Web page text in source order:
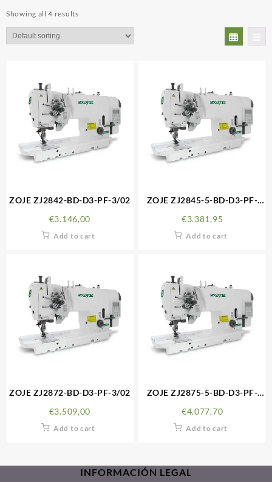
Showing all 4 results
ZOJE ZJ2842-BD-D3-PF-3/02
€3.146,00
Add to cart
ZOJE ZJ2845-5-BD-D3-PF-
€3.381,95
Add to cart
ZOJE ZJ2872-BD-D3-PF-3/02
€3.509,00
Add to cart
ZOJE ZJ2875-5-BD-D3-PF-
€4.077,70
Add to cart